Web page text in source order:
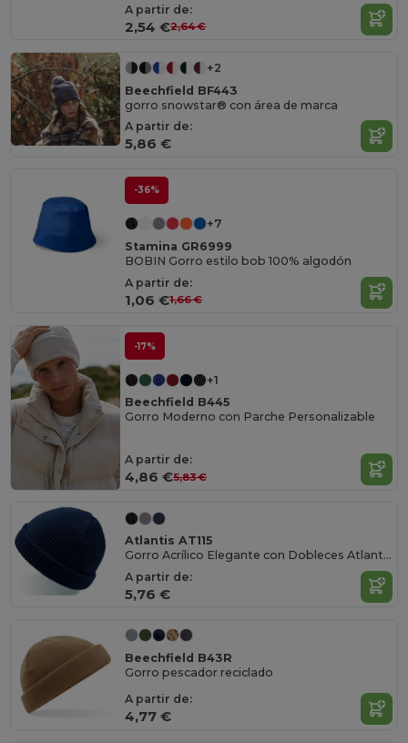
A partir de:
2,54 €2,64 €
+2
Beechfield BF443
gorro snowstar® con área de marca
A partir de:
5,86 €
-36%
+7
Stamina GR6999
BOBIN Gorro estilo bob 100% algodón
A partir de:
1,06 €1,66 €
-17%
+1
Beechfield B445
Gorro Moderno con Parche Personalizable
A partir de:
4,86 €5,83 €
Atlantis AT115
Gorro Acrílico Elegante con Dobleces Atlantis
A partir de:
5,76 €
Beechfield B43R
Gorro pescador reciclado
A partir de:
4,77 €